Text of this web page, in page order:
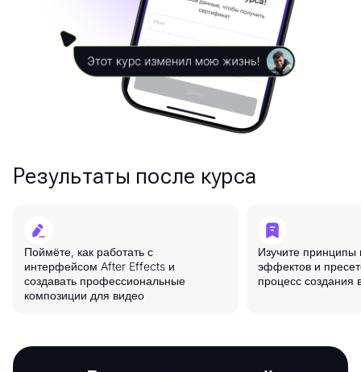
Результаты после курса
Поймёте, как работать с
интерфейсом After Effects и
создавать профессиональные
композиции для видео
Изучите
эффектов и
процесс создания